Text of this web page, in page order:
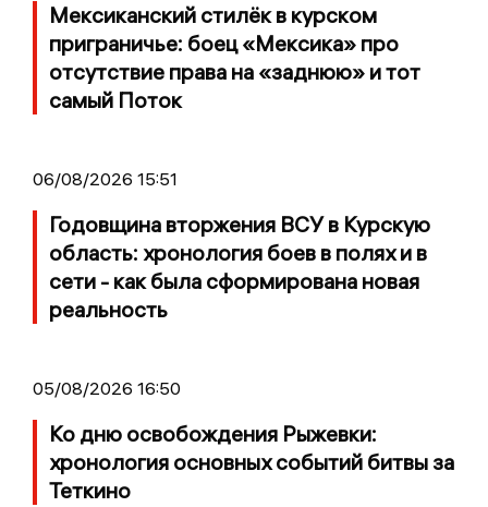
Мексиканский стилёк в курском
приграничье: боец «Мексика» про
отсутствие права на «заднюю» и тот
самый Поток
06/08/2026 15:51
Годовщина вторжения ВСУ в Курскую
область: хронология боев в полях и в
сети - как была сформирована новая
реальность
05/08/2026 16:50
Ко дню освобождения Рыжевки:
хронология основных событий битвы за
Теткино